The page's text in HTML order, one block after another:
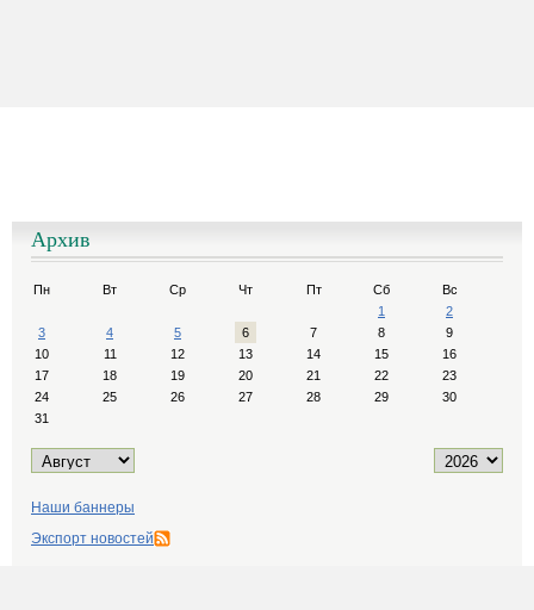
Архив
Пн Вт Ср Чт Пт Сб
Вс
1
2
3
4 5 6 7 8
9
10
11 12 13 14 15
16
17
18 19 20 21 22
23
24
25 26 27 28 29
30
31
Наши баннеры
Экспорт новостей